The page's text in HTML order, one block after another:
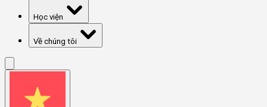
Học viện
Về chúng tôi